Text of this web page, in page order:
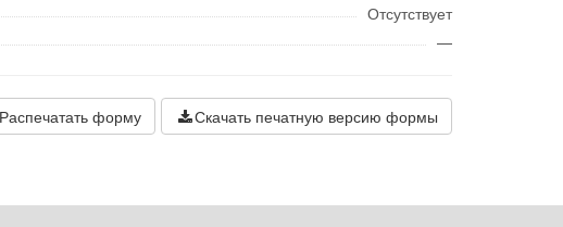
Отсутствует
—
Распечатать форму Скачать печатную версию формы